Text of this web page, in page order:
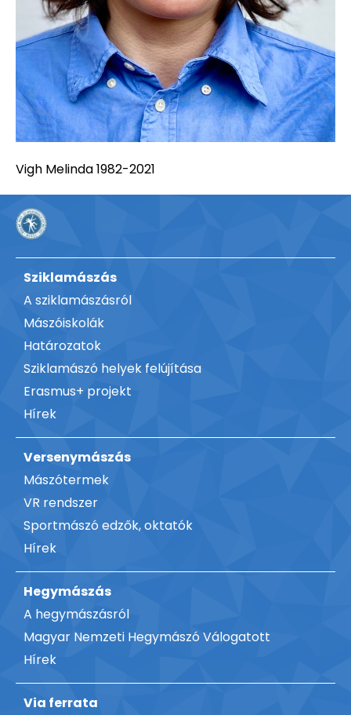
Vigh Melinda 1982-2021
Sziklamászás
A sziklamászásról
Mászóiskolák
Határozatok
Sziklamászó helyek felújítása
Erasmus+ projekt
Hírek
Versenymászás
Mászótermek
VR rendszer
Sportmászó edzők, oktatók
Hírek
Hegymászás
A hegymászásról
Magyar Nemzeti Hegymászó Válogatott
Hírek
Via ferrata